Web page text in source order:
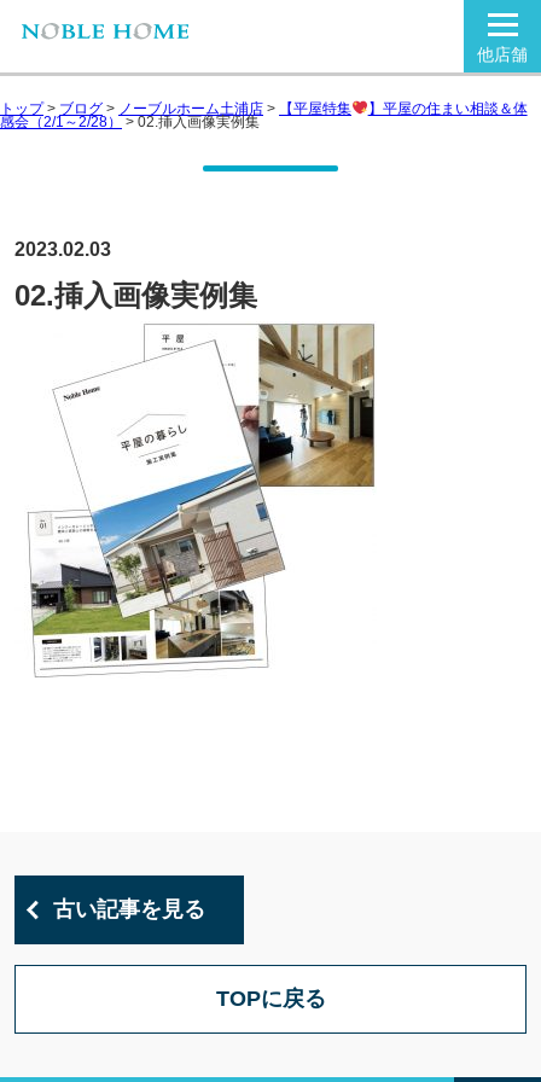
他店舗
トップ> ブログ > ノーブルホーム土浦店 > 【平屋特集 】平屋の住まい相談＆体
感会（2/1～2/28）>02.挿入画像実例集
2023.02.03
02.挿入画像実例集
古い記事を見る
TOPに戻る